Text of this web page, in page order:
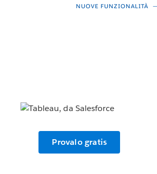
NUOVE FUNZIONALITÀ
Provalo gratis